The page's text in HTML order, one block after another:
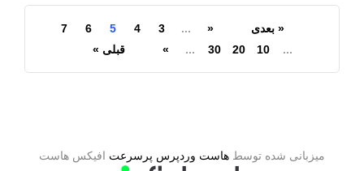
« بعدی «
...
3
4
5
6
7
...
10
20
30
...
» قبلی »
میزبانی شده توسط هاست وردپرس پرسرعت افیکس هاست